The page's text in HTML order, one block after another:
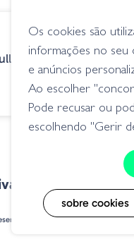
Cap Casting Rell
porBomsite
Os cookies são
informações no
e anúncios
Ao escolher
Pode recusar ou
escolhendo "Gerir
sobre cookies